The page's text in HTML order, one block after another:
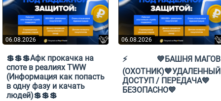
06.08.2026
💲💲💲Афк прокачка на
споте в реалиях TWW
(Информация как попасть
в одну фазу и качать
людей)💲💲💲
06.08.2026
⚡️⠀⠀⠀⠀⠀💙БАШНЯ МАГОВ
(ОХОТНИК)💙УДАЛЕННЫЙ
ДОСТУП / ПЕРЕДАЧА💙
БЕЗОПАСНО💙